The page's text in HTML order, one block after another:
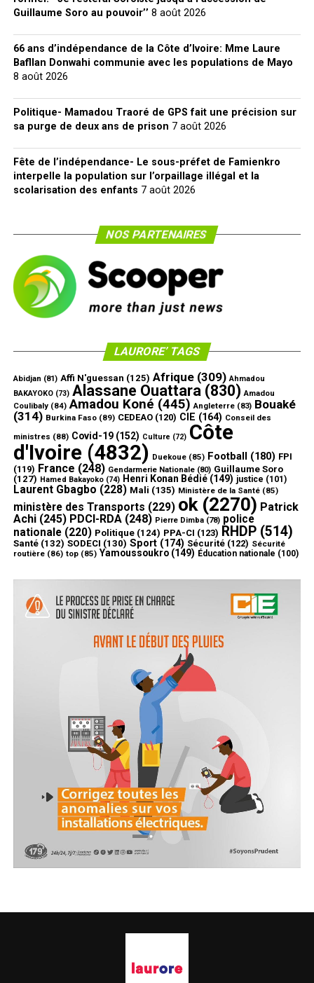
Guillaume Soro au pouvoir’’ 8 août 2026
66 ans d’indépendance de la Côte d’Ivoire: Mme Laure
Bafllan Donwahi communie avec les populations de Mayo
8 août 2026
Politique- Mamadou Traoré de GPS fait une précision sur
sa purge de deux ans de prison 7 août 2026
Fête de l’indépendance- Le sous-préfet de Famienkro
interpelle la population sur l’orpaillage illégal et la
scolarisation des enfants 7 août 2026
NOS PARTENAIRES
LAURORE’ TAGS
Abidjan (81) Affi N'guessan (125) Afrique(309) Ahmadou
BAKAYOKO(73) Alassane Ouattara (830) Amadou
Coulibaly(84) Amadou Koné (445) Angleterre(83) Bouaké
(314) Burkina Faso(89) CEDEAO(120) CIE (164) Conseil des
ministres (88) Covid-19(152) Culture (72) Côte
d'Ivoire(4832) Duekoue(85) Football (180) FPI
(119) France (248) Gendarmerie Nationale(80) Guillaume Soro
(127) Hamed Bakayoko(74) Henri Konan Bédié(149) justice (101)
Laurent Gbagbo (228) Mali (135) Ministère de la Santé(85)
ministère des Transports (229) ok(2270) Patrick
Achi(245) PDCI-RDA(248) Pierre Dimba(78) police
nationale(220) Politique(124) PPA-CI (123) RHDP(514)
Santé(132) SODECI (130) Sport(174) Sécurité(122) Sécurité
routière(86) top(85) Yamoussoukro(149) Éducation nationale (100)